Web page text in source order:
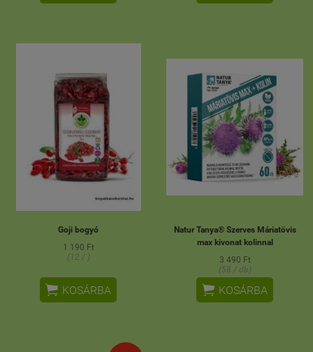
Goji bogyó
1 190 Ft
(12 / )
 KOSÁRBA
Natur Tanya® Szerves Máriatövis
max kivonat kolinnal
3 490 Ft
(58 / db)
 KOSÁRBA